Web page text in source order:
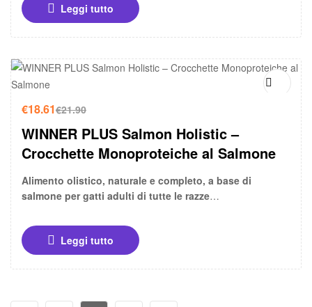
Leggi tutto
-15%
€21.90
€18.61
WINNER PLUS Salmon Holistic –
Crocchette Monoproteiche al Salmone
Alimento olistico, naturale e completo, a base di
salmone per gatti adulti di tutte le razze
senza cereali né glutine, formulata con il 40% di salmone (di
cui 20% fresco). Ideale per gatti con sensibilità alimentari o
che necessitano di un’alternativa alla carne.
Preparato senza:cereali, soia, glutine, latticini, aromi e
Leggi tutto